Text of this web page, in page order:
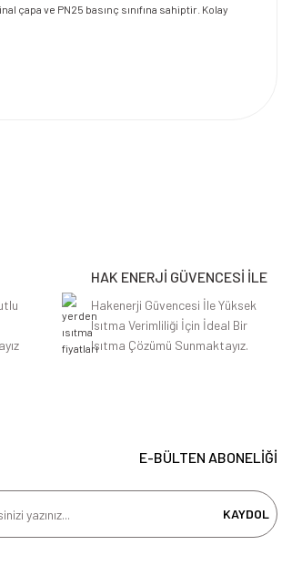
çapa ve PN25 basınç sınıfına sahiptir. Kolay
HAK ENERJİ GÜVENCESİ İLE
Hakenerji Güvencesi İle Yüksek
Isıtma Verimliliği İçin İdeal Bir
Isıtma Çözümü Sunmaktayız.
E-BÜLTEN ABONELİĞİ
KAYDOL